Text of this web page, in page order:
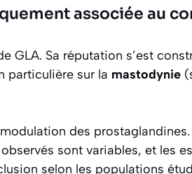
associée au
GLA. Sa réputation s’est
particulière sur la mastodynie
des prostaglandines.
sont variables, et les
selon les populations